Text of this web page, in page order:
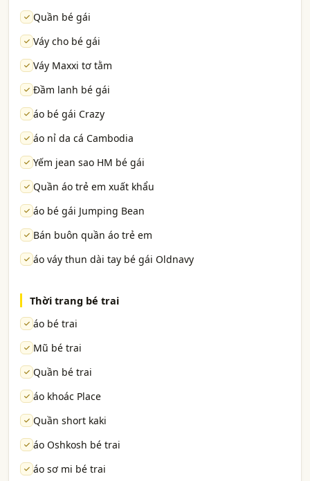
Quần bé gái
Váy cho bé gái
Váy Maxxi tơ tằm
Đầm lanh bé gái
áo bé gái Crazy
áo nỉ da cá Cambodia
Yếm jean sao HM bé gái
Quần áo trẻ em xuất khẩu
áo bé gái Jumping Bean
Bán buôn quần áo trẻ em
áo váy thun dài tay bé gái Oldnavy
Thời trang bé trai
áo bé trai
Mũ bé trai
Quần bé trai
áo khoác Place
Quần short kaki
áo Oshkosh bé trai
áo sơ mi bé trai